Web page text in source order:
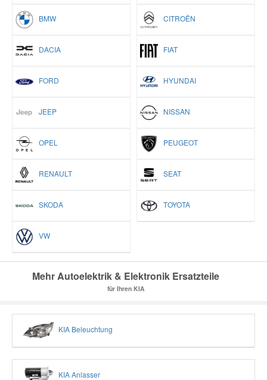
BMW CITROËN
DACIA FIAT
FORD HYUNDAI
JEEP NISSAN
OPEL PEUGEOT
RENAULT SEAT
SKODA TOYOTA
VW
Mehr Autoelektrik & Elektronik Ersatzteile
für Ihren KIA
KIA Beleuchtung
KIA Anlasser